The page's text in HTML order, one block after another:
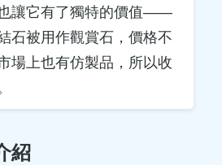
讓它有了獨特的價值——
石被用作觀賞石，價格不
場上也有仿製品，所以收
紹